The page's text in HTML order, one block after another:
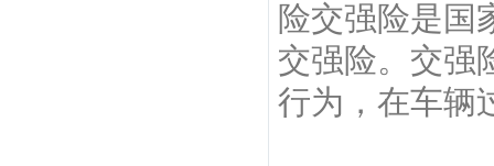
险交强险是国
交强险。交强
行为，在车辆